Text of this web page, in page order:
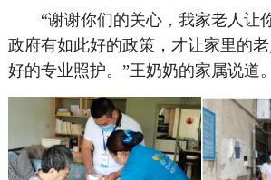
“谢谢你们的关心，我家老人让
政府有如此好的政策，才让家里的
好的专业照护。”王奶奶的家属说道。